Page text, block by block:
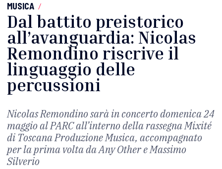
MUSICA /
Dal battito preistorico
all’avanguardia: Nicolas
Remondino riscrive il
linguaggio delle
percussioni
Nicolas Remondino sarà in concerto domenica 24
maggio al PARC all’interno della rassegna Mixité
di Toscana Produzione Musica, accompagnato
per la prima volta da Any Other e Massimo
Silverio